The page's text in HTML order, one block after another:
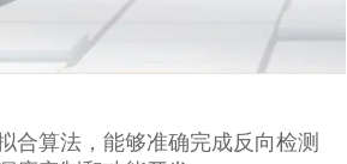
算法，能够准确完成反向检测